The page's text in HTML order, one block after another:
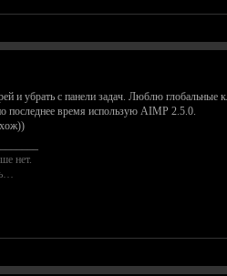
и убрать с панели задач. Люблю глобальные
последнее время использую AIMP 2.5.0.
нет.